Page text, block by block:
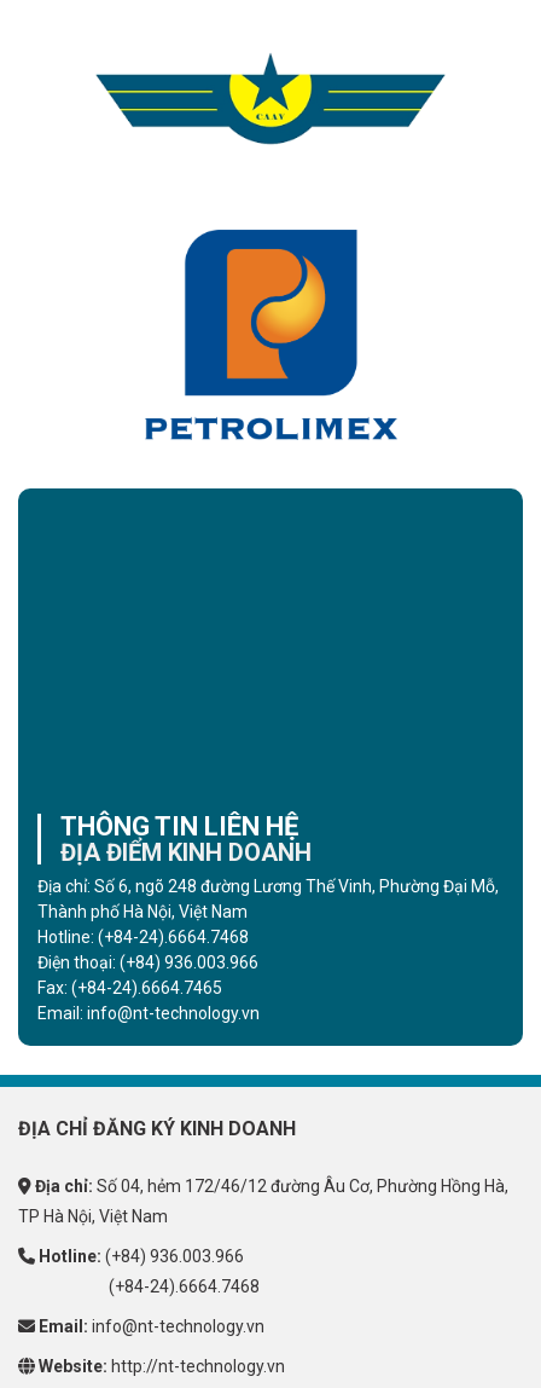
THÔNG TIN LIÊN HỆ
ĐỊA ĐIỂM KINH DOANH
Địa chỉ: Số 6, ngõ 248 đường Lương Thế Vinh, Phường Đại Mỗ,
Thành phố Hà Nội, Việt Nam
Hotline: (+84-24).6664.7468
Điện thoại: (+84) 936.003.966
Fax: (+84-24).6664.7465
Email: info@nt-technology.vn
ĐỊA CHỈ ĐĂNG KÝ KINH DOANH
Địa chỉ: Số 04, hẻm 172/46/12 đường Âu Cơ, Phường Hồng Hà,
TP Hà Nội, Việt Nam
Hotline: (+84) 936.003.966
(+84-24).6664.7468
Email: info@nt-technology.vn
Website: http://nt-technology.vn